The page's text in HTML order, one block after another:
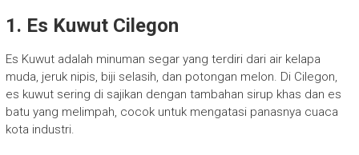
1. Es Kuwut Cilegon
Es Kuwut adalah minuman segar yang terdiri dari air kelapa
muda, jeruk nipis, biji selasih, dan potongan melon. Di Cilegon,
es kuwut sering di sajikan dengan tambahan sirup khas dan es
batu yang melimpah, cocok untuk mengatasi panasnya cuaca
kota industri.